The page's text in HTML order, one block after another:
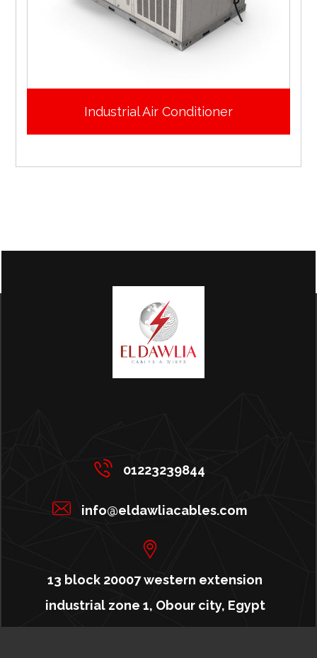
Industrial Air Conditioner
01223239844
info@eldawliacables.com
13 block 20007 western extension
industrial zone 1, Obour city, Egypt